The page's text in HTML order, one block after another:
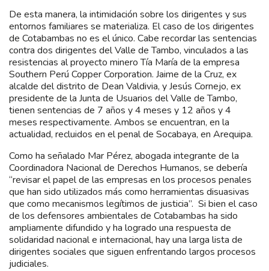
De esta manera, la intimidación sobre los dirigentes y sus
entornos familiares se materializa. El caso de los dirigentes
de Cotabambas no es el único. Cabe recordar las sentencias
contra dos dirigentes del Valle de Tambo, vinculados a las
resistencias al proyecto minero Tía María de la empresa
Southern Perú Copper Corporation. Jaime de la Cruz, ex
alcalde del distrito de Dean Valdivia, y Jesús Cornejo, ex
presidente de la Junta de Usuarios del Valle de Tambo,
tienen sentencias de 7 años y 4 meses y 12 años y 4
meses respectivamente. Ambos se encuentran, en la
actualidad, recluidos en el penal de Socabaya, en Arequipa.
Como ha señalado Mar Pérez, abogada integrante de la
Coordinadora Nacional de Derechos Humanos, se debería
“revisar el papel de las empresas en los procesos penales
que han sido utilizados más como herramientas disuasivas
que como mecanismos legítimos de justicia”. Si bien el caso
de los defensores ambientales de Cotabambas ha sido
ampliamente difundido y ha logrado una respuesta de
solidaridad nacional e internacional, hay una larga lista de
dirigentes sociales que siguen enfrentando largos procesos
judiciales.